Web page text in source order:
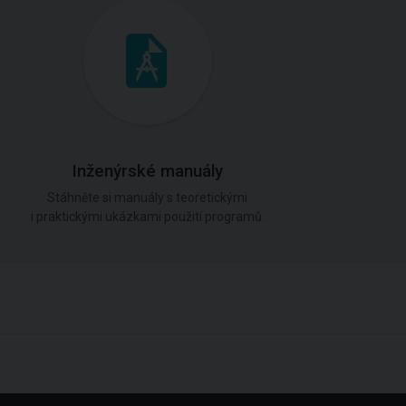
Inženýrské manuály